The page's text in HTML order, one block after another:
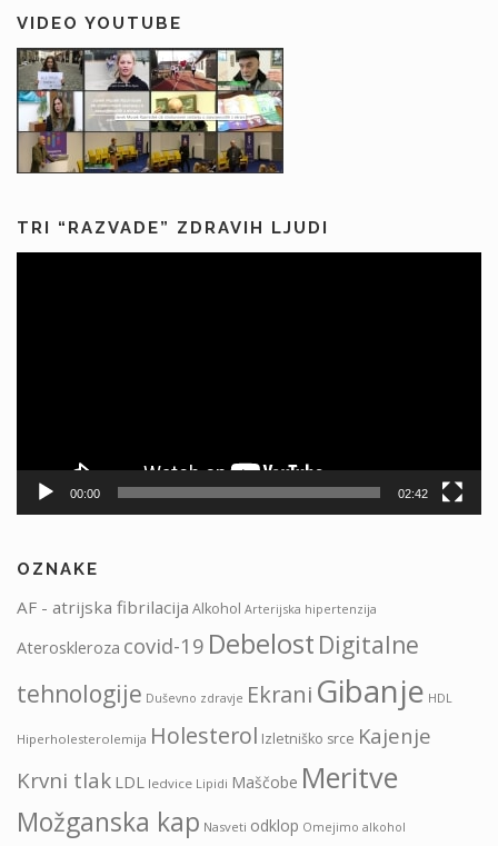
VIDEO YOUTUBE
TRI “RAZVADE” ZDRAVIH LJUDI
00:00 02:42
OZNAKE
AF - atrijska fibrilacija Alkohol Arterijska hipertenzija
Ateroskleroza covid-19 Debelost Digitalne
tehnologije Duševno zdravje Ekrani Gibanje HDL
Hiperholesterolemija Holesterol Izletniško srce Kajenje
Krvni tlak LDL ledvice Lipidi Maščobe Meritve
Možganska kap Nasveti odklop Omejimo alkohol